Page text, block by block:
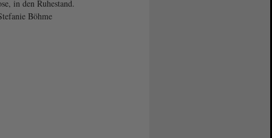
in den Ruhestand.
Böhme